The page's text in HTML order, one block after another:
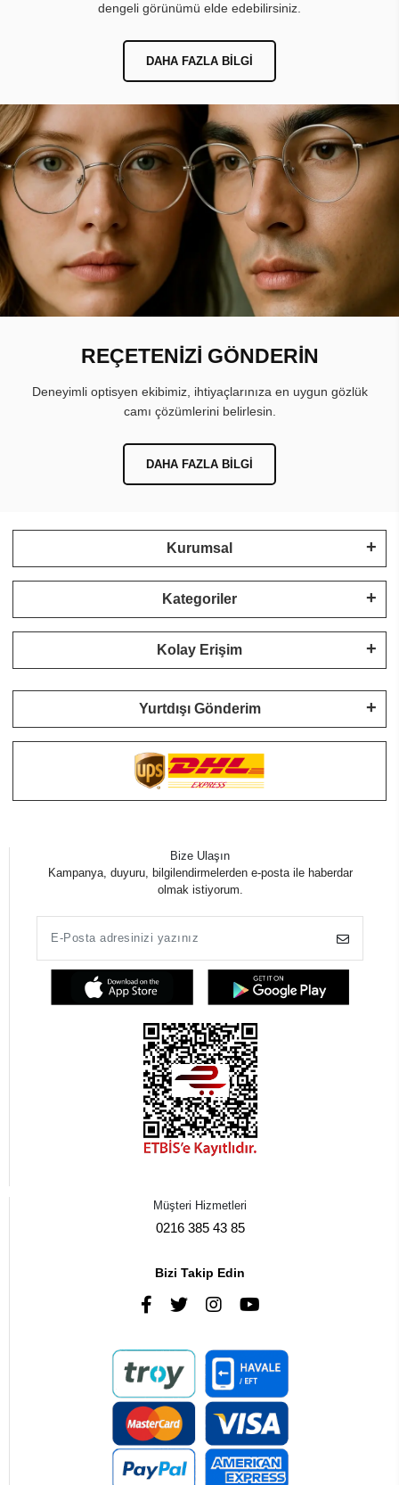
dengeli görünümü elde edebilirsiniz.
DAHA FAZLA BILGI
REÇETENİZİ GÖNDERİN
Deneyimli optisyen ekibimiz, ihtiyaçlarınıza en uygun gözlük
camı çözümlerini belirlesin.
DAHA FAZLA BILGI
Kurumsal
Kategoriler
Kolay Erişim
Yurtdışı Gönderim
Bize Ulaşın
Kampanya, duyuru, bilgilendirmelerden e-posta ile haberdar
olmak istiyorum.
Müşteri Hizmetleri
0216 385 43 85
Bizi Takip Edin